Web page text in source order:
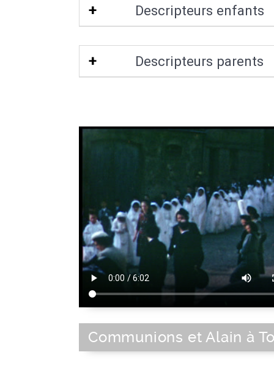
Descripteurs enfants
Communion (première)|Communion
Descripteurs parents
Communions et Alain à